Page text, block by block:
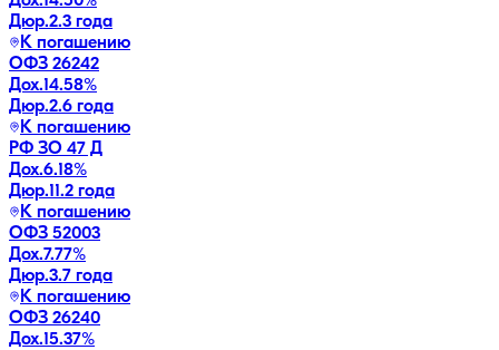
Дюр.2.3 года
К погашению
ОФЗ 26242
Дох.14.58%
Дюр.2.6 года
К погашению
РФ ЗО 47 Д
Дох.6.18%
Дюр.11.2 года
К погашению
ОФЗ 52003
Дох.7.77%
Дюр.3.7 года
К погашению
ОФЗ 26240
Дох.15.37%